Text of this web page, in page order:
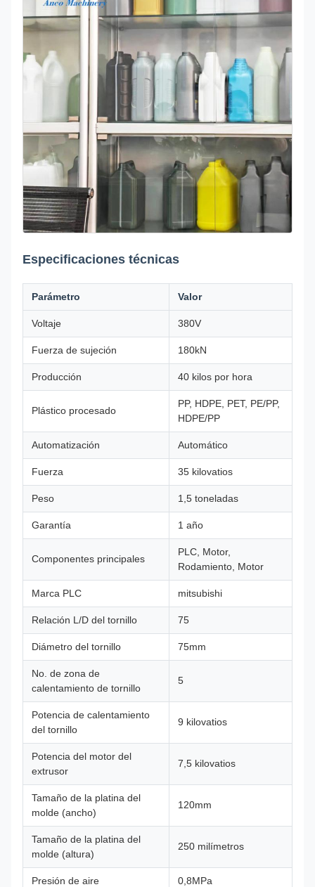
Especificaciones técnicas
Parámetro Valor
Voltaje 380V
Fuerza de sujeción 180kN
Producción 40 kilos por hora
Plástico procesado
PP, HDPE, PET, PE/PP,
HDPE/PP
Automatización Automático
Fuerza 35 kilovatios
Peso 1,5 toneladas
Garantía 1 año
Componentes principales
PLC, Motor,
Rodamiento, Motor
Marca PLC mitsubishi
Relación L/D del tornillo 75
Diámetro del tornillo 75mm
No. de zona de
calentamiento de tornillo
5
Potencia de calentamiento
del tornillo
9 kilovatios
Potencia del motor del
extrusor
7,5 kilovatios
Tamaño de la platina del
molde (ancho)
120mm
Tamaño de la platina del
molde (altura)
250 milímetros
Presión de aire 0,8MPa